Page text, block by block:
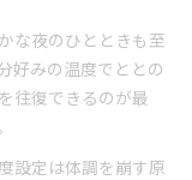
な夜のひとときも至
好みの温度でととの
往復できるのが最
設定は体調を崩す原